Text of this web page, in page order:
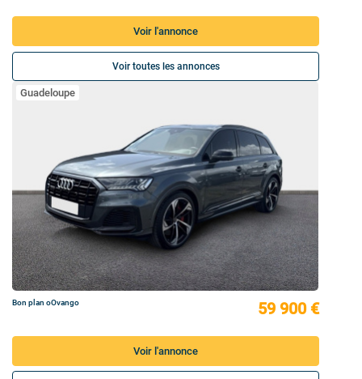
Voir l'annonce
Voir toutes les annonces
Guadeloupe
Bon plan oOvango 59 900 €
Voir l'annonce